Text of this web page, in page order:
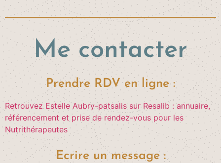
Me contacter
Prendre RDV en ligne :
Retrouvez Estelle Aubry-patsalis sur Resalib : annuaire,
référencement et prise de rendez-vous pour les
Nutrithérapeutes
Ecrire un message :